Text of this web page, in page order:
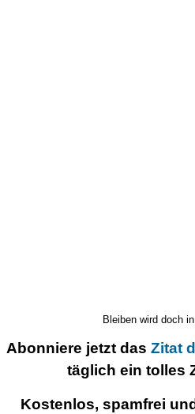
Bleiben wird doch
Abonniere jetzt das Zitat
täglich ein tolles
Kostenlos, spamfrei